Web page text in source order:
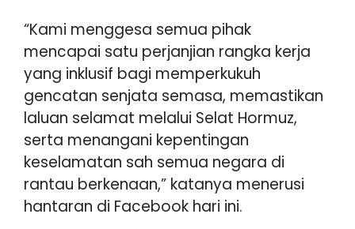
“Kami menggesa semua pihak
mencapai satu perjanjian rangka kerja
yang inklusif bagi memperkukuh
gencatan senjata semasa, memastikan
laluan selamat melalui Selat Hormuz,
serta menangani kepentingan
keselamatan sah semua negara di
rantau berkenaan,” katanya menerusi
hantaran di Facebook hari ini.